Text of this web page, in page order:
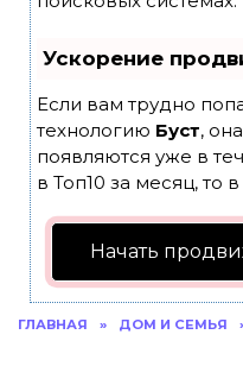
Ускорение
Если вам трудно
технологию Буст,
появляются уже в
в Топ10 за месяц, то в
Начать
ГЛАВНАЯ » ДОМ И СЕМЬЯ